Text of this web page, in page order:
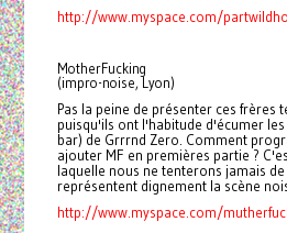
http://www.myspace.com/
MotherFucking
(impro-noise, Lyon)
Pas la peine de présenter ces frères
puisqu'ils ont l'habitude d'écumer
bar) de Grrrnd Zero. Comment
ajouter MF en premières partie ?
laquelle nous ne tenterons jamais
représentent dignement la scène
http://www.myspace.com/